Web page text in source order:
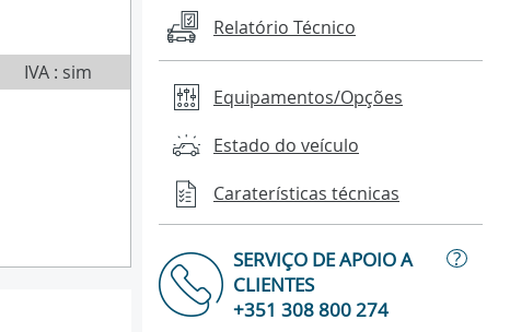
IVA : sim
Relatório Técnico
Equipamentos/Opções
Estado do veículo
Caraterísticas técnicas
SERVIÇO DE APOIO A
CLIENTES
?
+351 308 800 274